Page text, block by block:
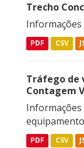
Trecho
Informações
PDF CSV
Tráfego de
Contagem
PDF CSV